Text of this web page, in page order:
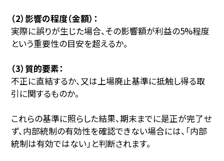
（2）影響の程度（金額）：
実際に誤りが生じた場合、その影響額が利益の5%程度
という重要性の目安を超えるか。
（3）質的要素：
不正に直結するか、又は上場廃止基準に抵触し得る取
引に関するものか。
これらの基準に照らした結果、期末までに是正が完了せ
ず、内部統制の有効性を確認できない場合には、「内部
統制は有効ではない」と判断されます。